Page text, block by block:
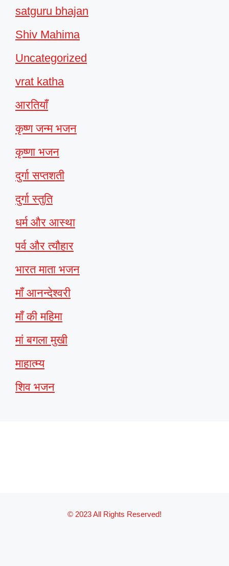
satguru bhajan
Shiv Mahima
Uncategorized
vrat katha
आरतियाँ
कृष्ण जन्म भजन
कृष्णा भजन
दुर्गा सप्तशती
दुर्गा स्तुति
धर्म और आस्था
पर्व और त्यौहार
भारत माता भजन
माँ आनन्देश्वरी
माँ की महिमा
मां बगला मुखी
माहात्म्य
शिव भजन
© 2023 All Rights Reserved!